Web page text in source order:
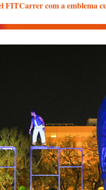
FITCarrer com a emblema